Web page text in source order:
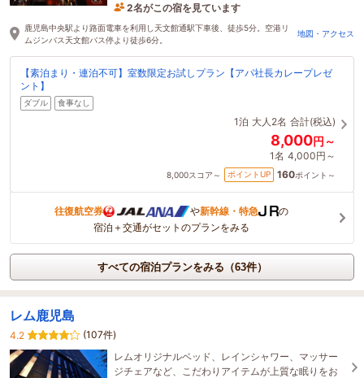
2名がこの宿を見ています
1時間前に予約されました
鹿児島中央駅より路面電車を利用し天文館通駅下車後、徒歩5分。空港リ
ムジンバス天文館バス停より徒歩6分。
地図・アクセス
【素泊まり・連泊不可】室数限定お試しプラン【アパ社長カレープレゼ
ント】
ダブル 食事なし
1泊 大人2名 合計(税込)
8,000円～
1名 4,000円～
8,000スコア～ ポイントUP 160ポイント～
往復航空券 や新幹線・特急
の
宿泊＋交通がセットのプランをみる
すべての宿泊プランをみる（63件）
レム鹿児島
4.2
(107件)
レムオリジナルベッド、レインシャワー、マッサー
ジチェアなど、こだわりアイテムが上質な眠りをお